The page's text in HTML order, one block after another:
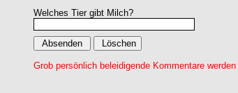
Welches Tier gibt Milch?
Grob persönlich beleidigende Kommentare